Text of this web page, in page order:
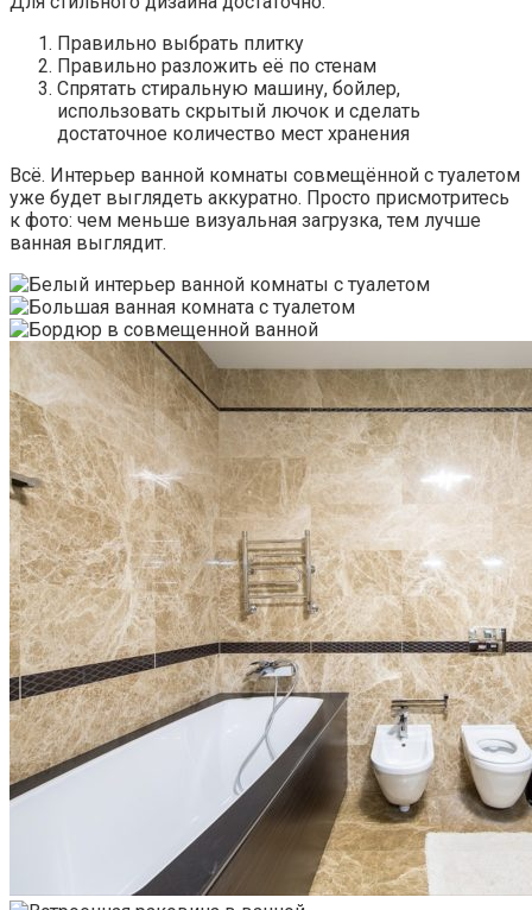
Правильно выбрать плитку
Правильно разложить её по стенам
Спрятать стиральную машину, бойлер,
использовать скрытый лючок и сделать
достаточное количество мест хранения
Всё. Интерьер ванной комнаты совмещённой с туалетом
уже будет выглядеть аккуратно. Просто присмотритесь
к фото: чем меньше визуальная загрузка, тем лучше
ванная выглядит.